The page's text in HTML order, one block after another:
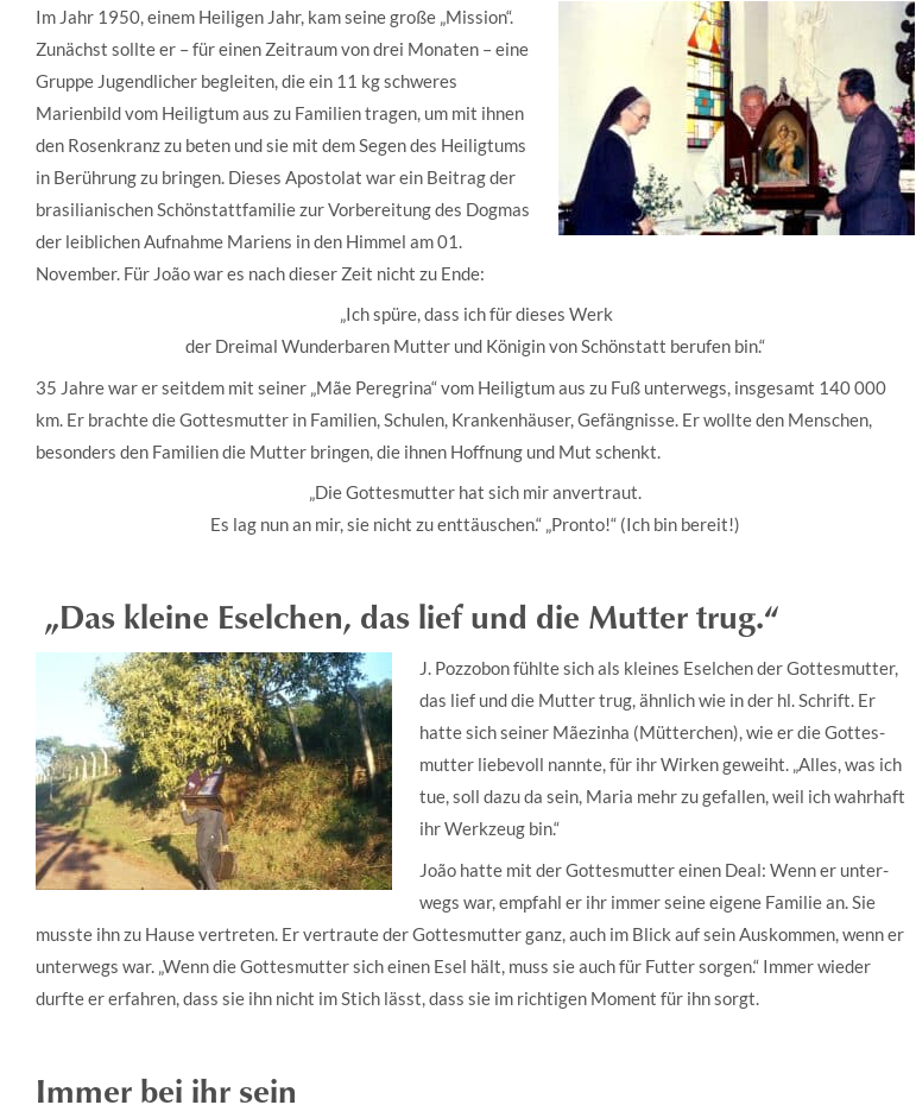
Im Jahr 1950, einem Heiligen Jahr, kam seine große „Mission“.
Zunächst sollte er – für einen Zeitraum von drei Monaten – eine
Gruppe Jugendlicher begleiten, die ein 11 kg schweres
Marienbild vom Heiligtum aus zu Familien tragen, um mit ihnen
den Rosenkranz zu beten und sie mit dem Segen des Heiligtums
in Berührung zu bringen. Dieses Apostolat war ein Beitrag der
brasilianischen Schönstattfamilie zur Vorbereitung des Dogmas
der leiblichen Aufnahme Mariens in den Himmel am 01.
November. Für João war es nach dieser Zeit nicht zu Ende:
„Ich spüre, dass ich für dieses Werk
der Dreimal Wunderbaren Mutter und Königin von Schönstatt berufen bin.“
35 Jahre war er seitdem mit seiner „Mãe Peregrina“ vom Heiligtum aus zu Fuß unterwegs, insgesamt 140 000
km. Er brachte die Gottesmutter in Familien, Schulen, Krankenhäuser, Gefängnisse. Er wollte den Menschen,
besonders den Familien die Mutter bringen, die ihnen Hoffnung und Mut schenkt.
„Die Gottesmutter hat sich mir anvertraut.
Es lag nun an mir, sie nicht zu enttäuschen.“ „Pronto!“ (Ich bin bereit!)
„Das kleine Eselchen, das lief und die Mutter trug.“
J. Pozzobon fühlte sich als kleines Eselchen der Gottesmutter,
das lief und die Mutter trug, ähnlich wie in der hl. Schrift. Er
hatte sich seiner Mãezinha (Mütterchen), wie er die Gottes-
mutter liebevoll nannte, für ihr Wirken geweiht. „Alles, was ich
tue, soll dazu da sein, Maria mehr zu gefallen, weil ich wahrhaft
ihr Werkzeug bin.“
João hatte mit der Gottesmutter einen Deal: Wenn er unter-
wegs war, empfahl er ihr immer seine eigene Familie an. Sie
musste ihn zu Hause vertreten. Er vertraute der Gottesmutter ganz, auch im Blick auf sein Auskommen, wenn er
unterwegs war. „Wenn die Gottesmutter sich einen Esel hält, muss sie auch für Futter sorgen.“ Immer wieder
durfte er erfahren, dass sie ihn nicht im Stich lässt, dass sie im richtigen Moment für ihn sorgt.
Immer bei ihr sein